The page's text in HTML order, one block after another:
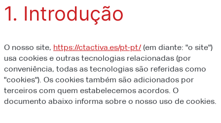
1. Introdução
O nosso site, https://ctactiva.es/pt-pt/ (em diante: "o site")
usa cookies e outras tecnologias relacionadas (por
conveniência, todas as tecnologias são referidas como
"cookies"). Os cookies também são adicionados por
terceiros com quem estabelecemos acordos. O
documento abaixo informa sobre o nosso uso de cookies.